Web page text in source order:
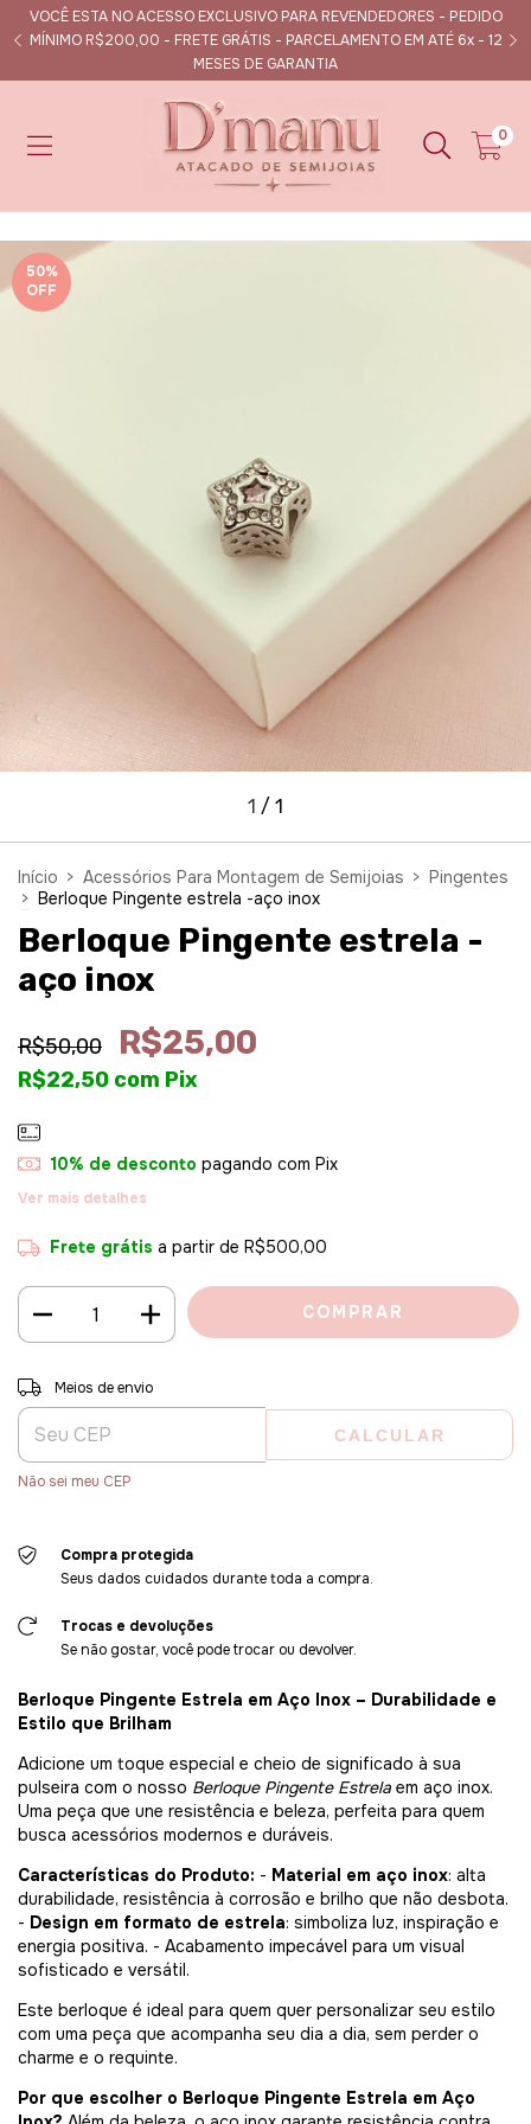
VOCÊ ESTA NO ACESSO EXCLUSIVO PARA REVENDEDORES - PEDIDO
MÍNIMO R$200,00 - FRETE GRÁTIS - PARCELAMENTO EM ATÉ 6x - 12
MESES DE GARANTIA
0
50%
OFF
1 / 1
Início > Acessórios Para Montagem de Semijoias > Pingentes
> Berloque Pingente estrela -aço inox
Berloque Pingente estrela -
aço inox
R$50,00 R$25,00
R$22,50 com Pix
10% de desconto pagando com Pix
Ver mais detalhes
Frete grátis a partir de R$500,00
Entregas para o CEP:
Meios de envio
CALCULAR
Não sei meu CEP
Compra protegida
Seus dados cuidados durante toda a compra.
Trocas e devoluções
Se não gostar, você pode trocar ou devolver.
Berloque Pingente Estrela em Aço Inox – Durabilidade e
Estilo que Brilham
Adicione um toque especial e cheio de significado à sua
pulseira com o nosso Berloque Pingente Estrela em aço inox.
Uma peça que une resistência e beleza, perfeita para quem
busca acessórios modernos e duráveis.
Características do Produto: - Material em aço inox: alta
durabilidade, resistência à corrosão e brilho que não desbota.
- Design em formato de estrela: simboliza luz, inspiração e
energia positiva. - Acabamento impecável para um visual
sofisticado e versátil.
Este berloque é ideal para quem quer personalizar seu estilo
com uma peça que acompanha seu dia a dia, sem perder o
charme e o requinte.
Por que escolher o Berloque Pingente Estrela em Aço